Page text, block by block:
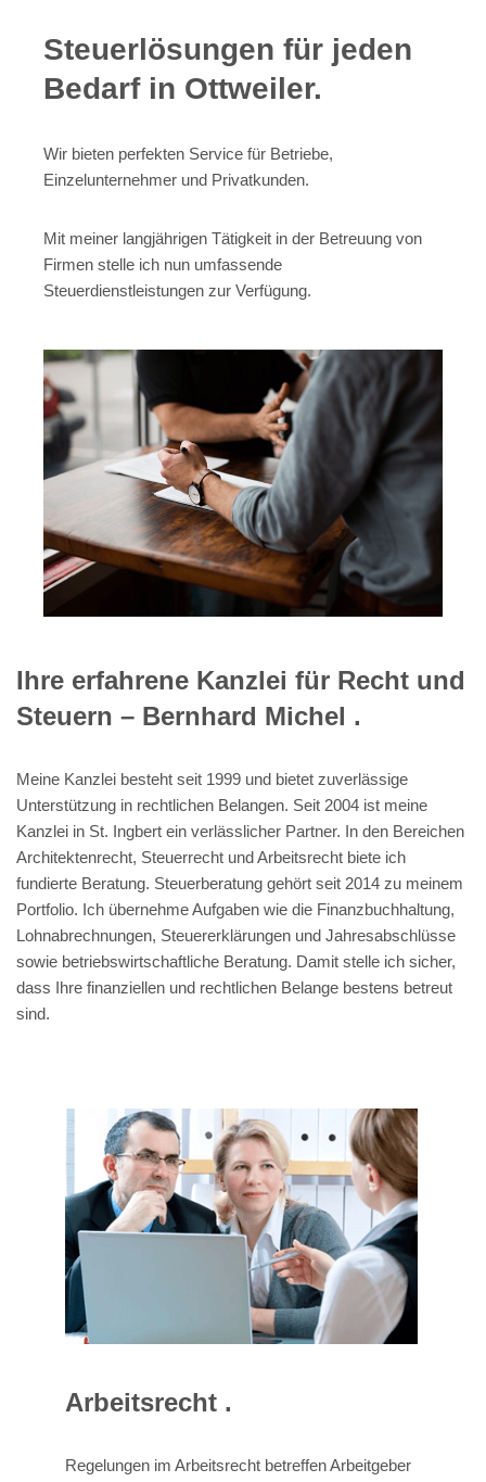
Steuerlösungen für jeden
Bedarf in Ottweiler.
Wir bieten perfekten Service für Betriebe,
Einzelunternehmer und Privatkunden.
Mit meiner langjährigen Tätigkeit in der Betreuung von
Firmen stelle ich nun umfassende
Steuerdienstleistungen zur Verfügung.
Ihre erfahrene Kanzlei für Recht und
Steuern – Bernhard Michel .
Meine Kanzlei besteht seit 1999 und bietet zuverlässige
Unterstützung in rechtlichen Belangen. Seit 2004 ist meine
Kanzlei in St. Ingbert ein verlässlicher Partner. In den Bereichen
Architektenrecht, Steuerrecht und Arbeitsrecht biete ich
fundierte Beratung. Steuerberatung gehört seit 2014 zu meinem
Portfolio. Ich übernehme Aufgaben wie die Finanzbuchhaltung,
Lohnabrechnungen, Steuererklärungen und Jahresabschlüsse
sowie betriebswirtschaftliche Beratung. Damit stelle ich sicher,
dass Ihre finanziellen und rechtlichen Belange bestens betreut
sind.
Arbeitsrecht .
Regelungen im Arbeitsrecht betreffen Arbeitgeber